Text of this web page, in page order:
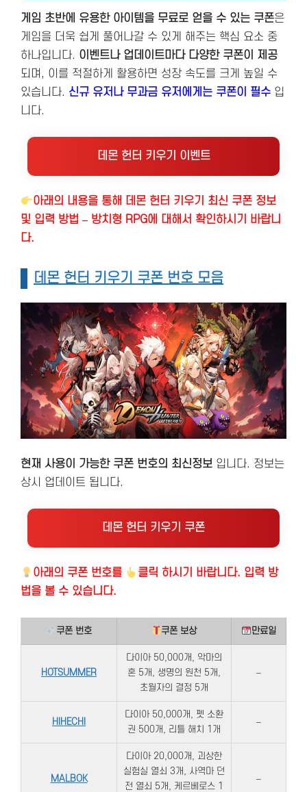
게임 초반에 유용한 아이템을 무료로 얻을 수 있는 쿠폰은
게임을 더욱 쉽게 풀어나갈 수 있게 해주는 핵심 요소 중
하나입니다. 이벤트나 업데이트마다 다양한 쿠폰이 제공
되며, 이를 적절하게 활용하면 성장 속도를 크게 높일 수
있습니다. 신규 유저나 무과금 유저에게는 쿠폰이 필수 입
니다.
데몬 헌터 키우기 이벤트
아래의 내용을 통해 데몬 헌터 키우기 최신 쿠폰 정보
및 입력 방법 – 방치형 RPG에 대해서 확인하시기 바랍니
다.
데몬 헌터 키우기 쿠폰 번호 모음
현재 사용이 가능한 쿠폰 번호의 최신정보 입니다. 정보는
상시 업데이트 됩니다.
데몬 헌터 키우기 쿠폰
아래의 쿠폰 번호를
클릭 하시기 바랍니다. 입력 방
법을 볼 수 있습니다.
쿠폰 번호 쿠폰 보상 만료일
HOTSUMMER
다이아 50,000개, 악마의
혼 5개, 생명의 원천 5개,
초월자의 결정 5개​
–
HIHECHI
다이아 50,000개, 펫 소환
권 500개, 리틀 해치 1개​
–
MALBOK
다이아 20,000개, 괴상한
실험실 열쇠 3개, 사역마 던
전 열쇠 5개, 케르베로스 1
–